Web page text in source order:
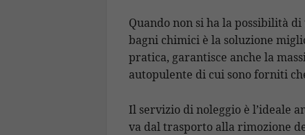
k p
Quando non si ha la possibilità
bagni chimici è la soluzione
pratica, garantisce anche la
autopulente di cui sono forniti
Il servizio di noleggio è l’ideale
va dal trasporto alla rimozione